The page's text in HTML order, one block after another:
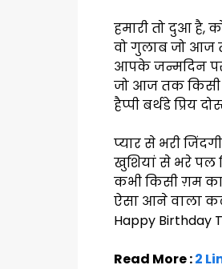
हमारी तो दुआ है,
वो गुलाब जो आज
आपके जन्मदिन
जो आज तक किसी
हैप्पी बर्थडे प्रिय
प्यार से भरी
खुशियां से भरे पल
कभी किसी ग़म
ऐसा आने वाला
Happy Birthday
Read More :2